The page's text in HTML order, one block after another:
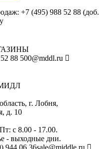
+7 (495) 988 52 88 (доб.
88 500@mddl.ru
МИДЛ
г. Лобня,
д. 10
с 8.00 - 17.00.
- выходные дни.
944 06 36sale@middle.ru